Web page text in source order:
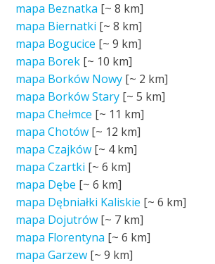
mapa Beznatka [~8 km]
mapa Biernatki [~8 km]
mapa Bogucice [~9 km]
mapa Borek [~ 10 km]
mapa Borków Nowy [~ 2 km]
mapa Borków Stary [~5 km]
mapa Chełmce [~ 11 km]
mapa Chotów [~ 12 km]
mapa Czajków [~ 4 km]
mapa Czartki [~6 km]
mapa Dębe [~6 km]
mapa Dębniałki Kaliskie [~6 km]
mapa Dojutrów [~ 7 km]
mapa Florentyna [~6 km]
mapa Garzew [~9 km]